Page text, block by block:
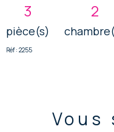
3
pièce(s)
2
Réf : 2255
Vous